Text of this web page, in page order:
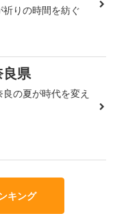
りの時間を紡ぐ
良県
の夏が時代を変え
キング